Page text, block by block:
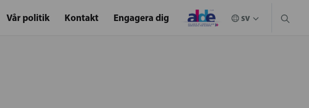
Vår politik Kontakt Engagera dig